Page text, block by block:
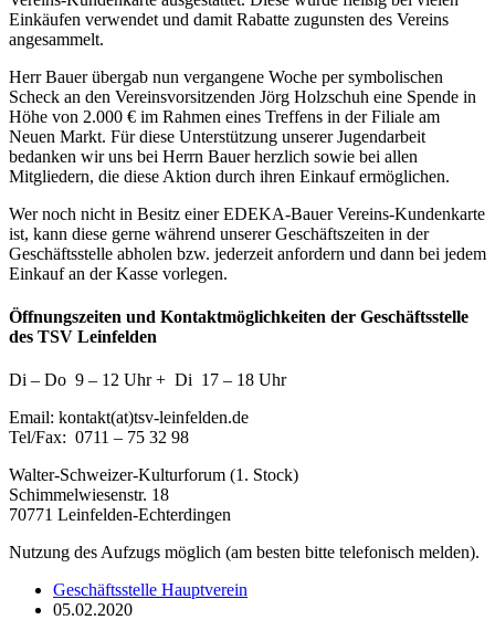
Einkäufen verwendet und damit Rabatte zugunsten des Vereins
angesammelt.
Herr Bauer übergab nun vergangene Woche per symbolischen
Scheck an den Vereinsvorsitzenden Jörg Holzschuh eine Spende in
Höhe von 2.000 € im Rahmen eines Treffens in der Filiale am
Neuen Markt. Für diese Unterstützung unserer Jugendarbeit
bedanken wir uns bei Herrn Bauer herzlich sowie bei allen
Mitgliedern, die diese Aktion durch ihren Einkauf ermöglichen.
Wer noch nicht in Besitz einer EDEKA-Bauer Vereins-Kundenkarte
ist, kann diese gerne während unserer Geschäftszeiten in der
Geschäftsstelle abholen bzw. jederzeit anfordern und dann bei jedem
Einkauf an der Kasse vorlegen.
Öffnungszeiten und Kontaktmöglichkeiten der Geschäftsstelle
des TSV Leinfelden
Di – Do 9 – 12 Uhr + Di 17 – 18 Uhr
Email: kontakt(at)tsv-leinfelden.de
Tel/Fax: 0711 – 75 32 98
Walter-Schweizer-Kulturforum (1. Stock)
Schimmelwiesenstr. 18
70771 Leinfelden-Echterdingen
Nutzung des Aufzugs möglich (am besten bitte telefonisch melden).
Geschäftsstelle Hauptverein
05.02.2020